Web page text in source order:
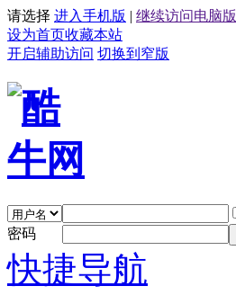
请选择 进入手机版 | 继续访问电脑版
设为首页收藏本站
开启辅助访问 切换到窄版
密码
快捷导航